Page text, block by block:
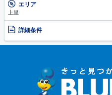
エリア
上里
詳細条件